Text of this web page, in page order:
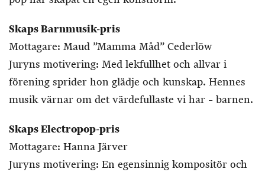
Skaps Barnmusik-pris
Mottagare: Maud ”Mamma Måd” Cederlöw
Juryns motivering: Med lekfullhet och allvar i
förening sprider hon glädje och kunskap. Hennes
musik värnar om det värdefullaste vi har – barnen.
Skaps Electropop-pris
Mottagare: Hanna Järver
Juryns motivering: En egensinnig kompositör och